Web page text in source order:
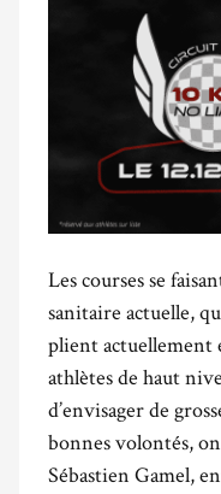
Les courses se
sanitaire actuelle,
plient actuellement
athlètes de haut
d’envisager de
bonnes volontés,
Sébastien Gamel,